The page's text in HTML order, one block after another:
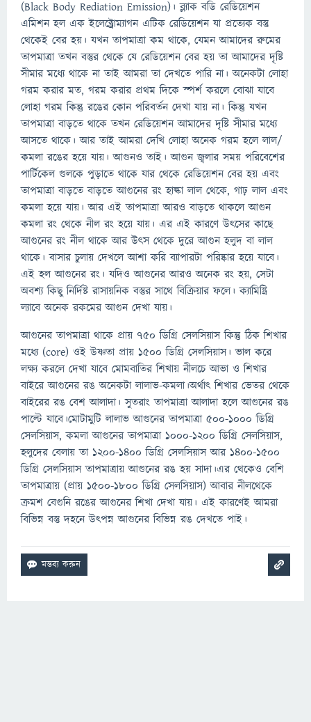
(Black Body Rediation Emission)। ব্ল্যাক বডি রেডিয়েশন
এমিশন হল এক ইলেক্ট্রোম্যাগন এটিক রেডিয়েশন যা প্রত্যেক বস্তু
থেকেই বের হয়। যখন তাপমাত্রা কম থাকে, যেমন আমাদের রুমের
তাপমাত্রা তখন বস্তুর থেকে যে রেডিয়েশন বের হয় তা আমাদের দৃষ্টি
সীমার মধ্যে থাকে না তাই আমরা তা দেখতে পারি না। অনেকটা লোহা
গরম করার মত, গরম করার প্রথম দিকে স্পর্শ করলে বোঝা যাবে
লোহা গরম কিন্তু রঙের কোন পরিবর্তন দেখা যায় না। কিন্তু যখন
তাপমাত্রা বাড়তে থাকে তখন রেডিয়েশন আমাদের দৃষ্টি সীমার মধ্যে
আসতে থাকে। আর তাই আমরা দেখি লোহা অনেক গরম হলে লাল/
কমলা রঙের হয়ে যায়। আগুনও তাই। আগুন জ্বলার সময় পরিবেশের
পার্টিকেল গুলকে পুড়াতে থাকে যার থেকে রেডিয়েশন বের হয় এবং
তাপমাত্রা বাড়তে বাড়তে আগুনের রং হাল্কা লাল থেকে, গাঢ় লাল এবং
কমলা হয়ে যায়। আর এই তাপমাত্রা আরও বাড়তে থাকলে আগুন
কমলা রং থেকে নীল রং হয়ে যায়। এর এই কারণে উৎসের কাছে
আগুনের রং নীল থাকে আর উৎস থেকে দুরে আগুন হলুদ বা লাল
থাকে। বাসার চুলায় দেখলে আশা করি ব্যাপারটা পরিষ্কার হয়ে যাবে।
এই হল আগুনের রং। যদিও আগুনের আরও অনেক রং হয়, সেটা
অবশ্য কিছু নির্দিষ্ট রাসায়নিক বস্তুর সাথে বিক্রিয়ার ফলে। ক্যামিষ্ট্রি
ল্যাবে অনেক রকমের আগুন দেখা যায়।
আগুনের তাপমাত্রা থাকে প্রায় ৭৫০ ডিগ্রি সেলসিয়াস কিন্তু ঠিক শিখার
মধ্যে (core) ওই উষ্ণতা প্রায় ১৫০০ ডিগ্রি সেলসিয়াস। ভাল করে
লক্ষ্য করলে দেখা যাবে মােমবাতির শিখায় নীলচে আভা ও শিখার
বাইরে আগুনের রঙ অনেকটা লালাভ-কমলা।অর্থাৎ শিখার ভেতর থেকে
বাইরের রঙ বেশ আলাদা। সুতরাং তাপমাত্রা আলাদা হলে আগুনের রঙ
পাল্টে যাবে।মােটামুটি লালাভ আগুনের তাপমাত্রা ৫০০-১০০০ ডিগ্রি
সেলসিয়াস, কমলা আগুনের তাপমাত্রা ১০০০-১২০০ ডিগ্রি সেলসিয়াস,
হলুদের বেলায় তা ১২০০-১৪০০ ডিগ্রি সেলসিয়াস আর ১৪০০-১৫০০
ডিগ্রি সেলসিয়াস তাপমাত্রায় আগুনের রঙ হয় সাদা।এর থেকেও বেশি
তাপমাত্রায় (প্রায় ১৫০০-১৮০০ ডিগ্রি সেলসিয়াস) আবার নীলথেকে
ক্রমশ বেগুনি রঙের আগুনের শিখা দেখা যায়। এই কারণেই আমরা
বিভিন্ন বস্তু দহনে উৎপন্ন আগুনের বিভিন্ন রঙ দেখতে পাই।